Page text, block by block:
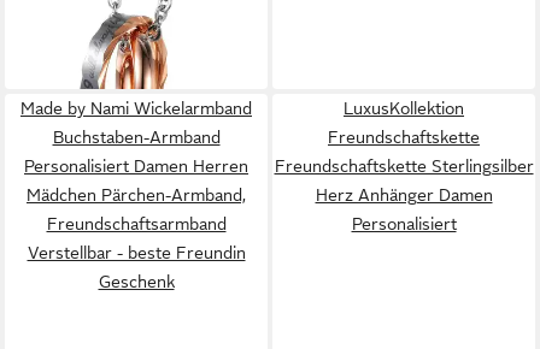
UVP59,99 €
in 3-4 Werktagen bei dir
Made by Nami Wickelarmband
Buchstaben-Armband
Personalisiert Damen Herren
Mädchen Pärchen-Armband,
Freundschaftsarmband
Verstellbar - beste Freundin
Geschenk
LuxusKollektion
Freundschaftskette
Freundschaftskette Sterlingsilber
Herz Anhänger Damen
Personalisiert